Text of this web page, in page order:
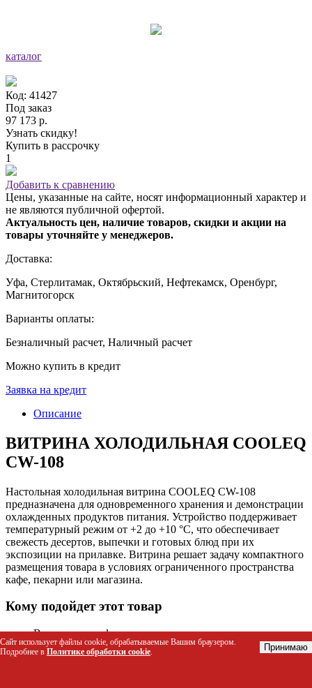
каталог
Код: 41427
Под заказ
97 173 р.
Узнать скидку!
Купить в рассрочку
1
Добавить к сравнению
Цены, указанные на сайте, носят информационный характер и
не являются публичной офертой.
Актуальность цен, наличие товаров, скидки и акции на
товары уточняйте у менеджеров.
Доставка:
Уфа, Стерлитамак, Октябрьский, Нефтекамск, Оренбург,
Магнитогорск
Варианты оплаты:
Безналичный расчет, Наличный расчет
Можно купить в кредит
Заявка на кредит
Описание
ВИТРИНА ХОЛОДИЛЬНАЯ COOLEQ
CW-108
Настольная холодильная витрина COOLEQ CW-108
предназначена для одновременного хранения и демонстрации
охлажденных продуктов питания. Устройство поддерживает
температурный режим от +2 до +10 °C, что обеспечивает
свежесть десертов, выпечки и готовых блюд при их
экспозиции на прилавке. Витрина решает задачу компактного
размещения товара в условиях ограниченного пространства
кафе, пекарни или магазина.
Кому подойдет этот товар
Владельцам кофеен и кондитерских для демонстрации
тортов, пирожных и десертов
Персоналу пекарен и булочных для хранения
Сайт использует файлы cookie, обрабатываемые Вашим браузером.
Подробнее в Политике обработки cookie. Принимаю